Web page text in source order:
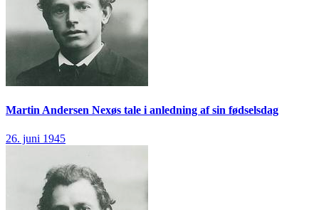
Martin Andersen Nexøs tale i anledning af sin fødselsdag
26. juni 1945